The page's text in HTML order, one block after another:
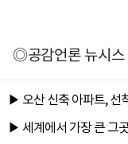
◎공감언론 뉴시스